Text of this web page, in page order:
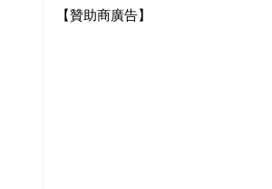
【贊助商廣告】